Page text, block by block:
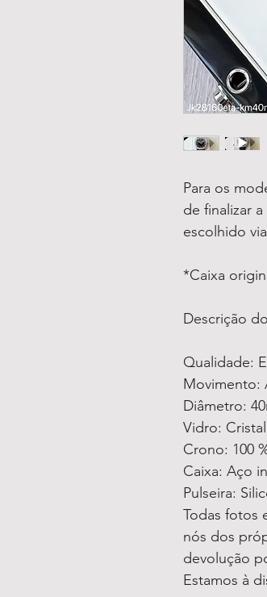
Para os
de finalizar
escolhido
*Caixa
Descrição
Qualidade:
Movimento:
Diâmetro:
Vidro:
Crono: 100
Caixa: Aço
Pulseira:
Todas fotos
nós dos
devolução
Estamos à